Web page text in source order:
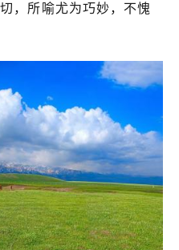
，所喻尤为巧妙，不愧